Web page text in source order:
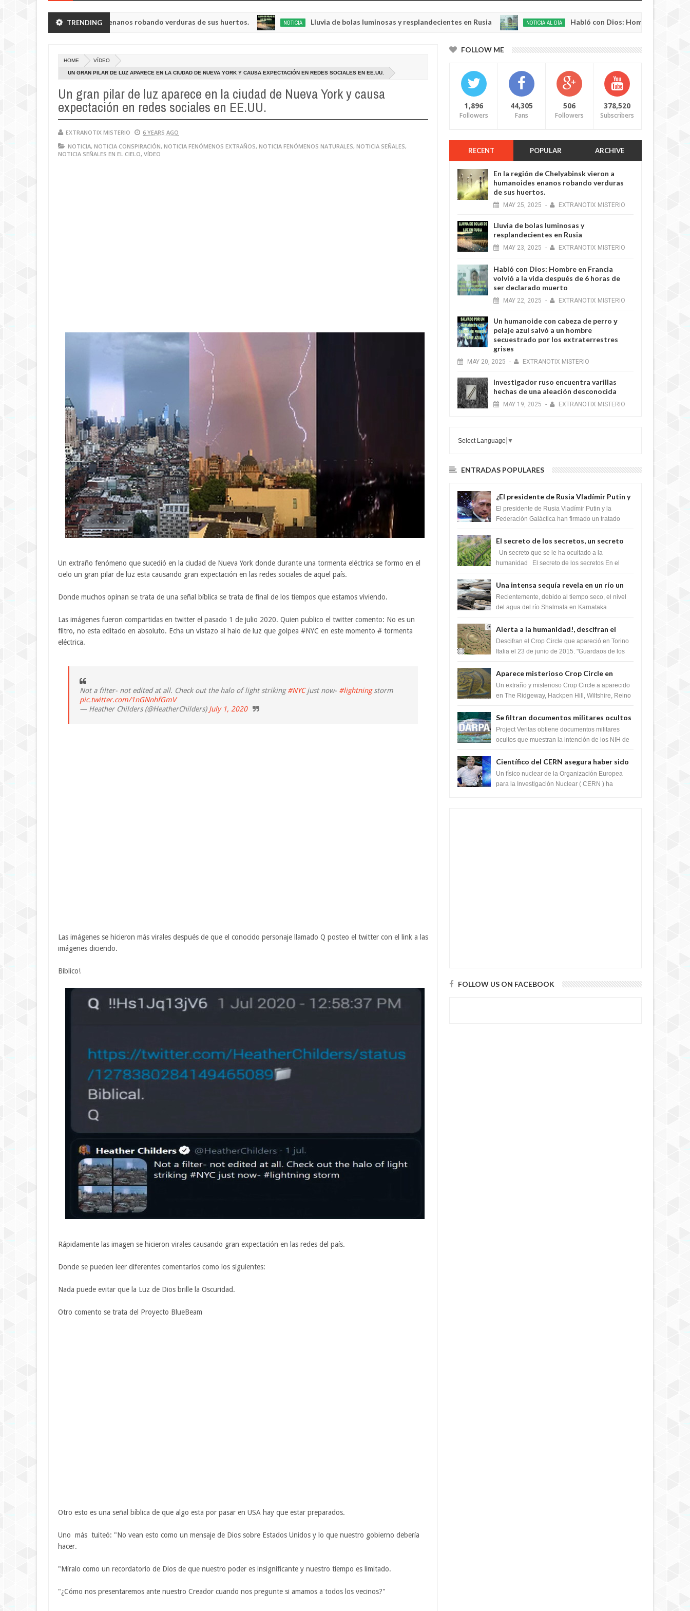
TRENDING
vieron a humanoides enanos robando verduras de sus huertos. NOTICIA Lluvia de bolas luminosas y resplandecientes en Rusia
20250
NOTICIA AL DÍA Habló con Dios: Hombre en Francia volvió
HOME VÍDEO
UN GRAN PILAR DE LUZ APARECE EN LA CIUDAD DE NUEVA YORK Y CAUSA EXPECTACIÓN EN REDES SOCIALES EN EE.UU.
Un gran pilar de luz aparece en la ciudad de Nueva York y causa
expectación en redes sociales en EE.UU.
EXTRANOTIX MISTERIO
6 YEARS AGO
NOTICIA, NOTICIA CONSPIRACIÓN, NOTICIA FENÓMENOS EXTRAÑOS, NOTICIA FENÓMENOS NATURALES, NOTICIA SEÑALES,
NOTICIA SEÑALES EN EL CIELO, VÍDEO
Un extraño fenómeno que sucedió en la ciudad de Nueva York donde durante una tormenta eléctrica se formo en el
cielo un gran pilar de luz esta causando gran expectación en las redes sociales de aquel país.
Donde muchos opinan se trata de una señal bíblica se trata de final de los tiempos que estamos viviendo.
Las imágenes fueron compartidas en twitter el pasado 1 de julio 2020. Quien publico el twitter comento: No es un
filtro, no esta editado en absoluto. Echa un vistazo al halo de luz que golpea #NYC en este momento # tormenta
eléctrica.
Not a filter- not edited at all. Check out the halo of light striking#NYCjust now- #lightningstorm
pic.twitter.com/1nGNnhfGmV
— Heather Childers (@HeatherChilders) July 1, 2020
Las imágenes se hicieron más virales después de que el conocido personaje llamado Q posteo el twitter con el link a las
imágenes diciendo.
Bíblico!
Rápidamente las imagen se hicieron virales causando gran expectación en las redes del país.
Donde se pueden leer diferentes comentarios como los siguientes:
Nada puede evitar que la Luz de Dios brille la Oscuridad.
Otro comento se trata del Proyecto BlueBeam
Otro esto es una señal bíblica de que algo esta por pasar en USA hay que estar preparados.
Uno más tuiteó: "No vean esto como un mensaje de Dios sobre Estados Unidos y lo que nuestro gobierno debería
hacer.
"Míralo como un recordatorio de Dios de que nuestro poder es insignificante y nuestro tiempo es limitado.
"¿Cómo nos presentaremos ante nuestro Creador cuando nos pregunte si amamos a todos los vecinos?"
FOLLOW ME
1,896
Followers
44,305
Fans
506
Followers
378,520
Subscribers
RECENT POPULAR ARCHIVE
En la región de Chelyabinsk vieron a
humanoides enanos robando verduras
de sus huertos.
MAY 25, 2025 - EXTRANOTIX MISTERIO
Lluvia de bolas luminosas y
resplandecientes en Rusia
MAY 23, 2025 - EXTRANOTIX MISTERIO
Habló con Dios: Hombre en Francia
volvió a la vida después de 6 horas de
ser declarado muerto
MAY 22, 2025 - EXTRANOTIX MISTERIO
Un humanoide con cabeza de perro у
pelaje azul salvó a un hombre
secuestrado por los extraterrestres
grises
MAY 20, 2025 - EXTRANOTIX MISTERIO
Investigador ruso encuentra varillas
hechas de una aleación desconocida
MAY 19, 2025 - EXTRANOTIX MISTERIO
Select Language ▼
ENTRADAS POPULARES
¿El presidente de Rusia Vladímir Putin y
la Federación Galactica han firmado un
tratado para acabar con los Sionistas?
El presidente de Rusia Vladímir Putin y la
Federación Galáctica han firmado un tratado
Si...
El secreto de los secretos, un secreto
que cambiaría por completo el destino
de la humanidad
Un secreto que se le ha ocultado a la
humanidad El secreto de los secretos En el
m...
Una intensa sequía revela en un río un
impresionante hallazgo de miles de
Shiva Lingas
Recientemente, debido al tiempo seco, el nivel
del agua del río Shalmala en Karnataka
Shiv...
Alerta a la humanidad!, descifran el
mensaje del Crop Circle de Torino ,Italia
Descifran el Crop Circle que apareció en Torino
Italia el 23 de junio de 2015. "Guardaos de los
Aparece misterioso Crop Circle en
Reino Unido 23 de junio 2016
Un extraño y misterioso Crop Circle a aparecido
en The Ridgeway, Hackpen Hill, Wiltshire, Reino
Se filtran documentos militares ocultos
que muestran la intención de los NIH de
crear el SARS-CoV-2, utilizando la
Project Veritas obtiene documentos militares
ocultos que muestran la intención de los NIH de
Científico del CERN asegura haber sido
ayudado por seres de luz durante una
prueba del Colisionador de Hadrones
Un físico nuclear de la Organización Europea
para la Investigación Nuclear ( CERN ) ha
FOLLOW US ON FACEBOOK